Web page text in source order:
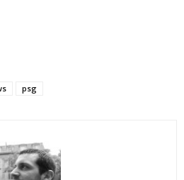
psg